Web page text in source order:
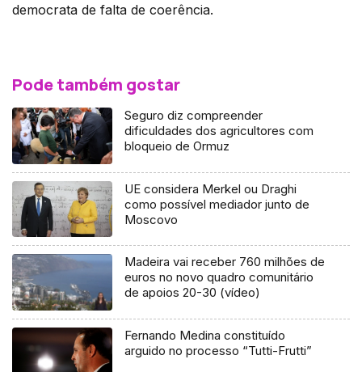
democrata de falta de coerência.
Pode também gostar
Seguro diz compreender
dificuldades dos agricultores com
bloqueio de Ormuz
UE considera Merkel ou Draghi
como possível mediador junto de
Moscovo
Madeira vai receber 760 milhões de
euros no novo quadro comunitário
de apoios 20-30 (vídeo)
Fernando Medina constituído
arguido no processo “Tutti-Frutti”